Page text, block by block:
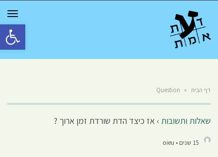
פתח
דף הבית »
Question
שאלות ותשובות › אז כיצד הדת שורדת זמן ארוך ?
15 שנים • oieu